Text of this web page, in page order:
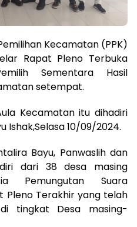
Kecamatan (PPK)
Rapat Pleno Terbuka
Sementara Hasil
setempat.
Kecamatan itu dihadiri
Ishak,Selasa 10/09/2024.
Bayu, Panwaslih dan
dari 38 desa masing
Pemungutan Suara
Pleno Terakhir yang telah
tingkat Desa masing-